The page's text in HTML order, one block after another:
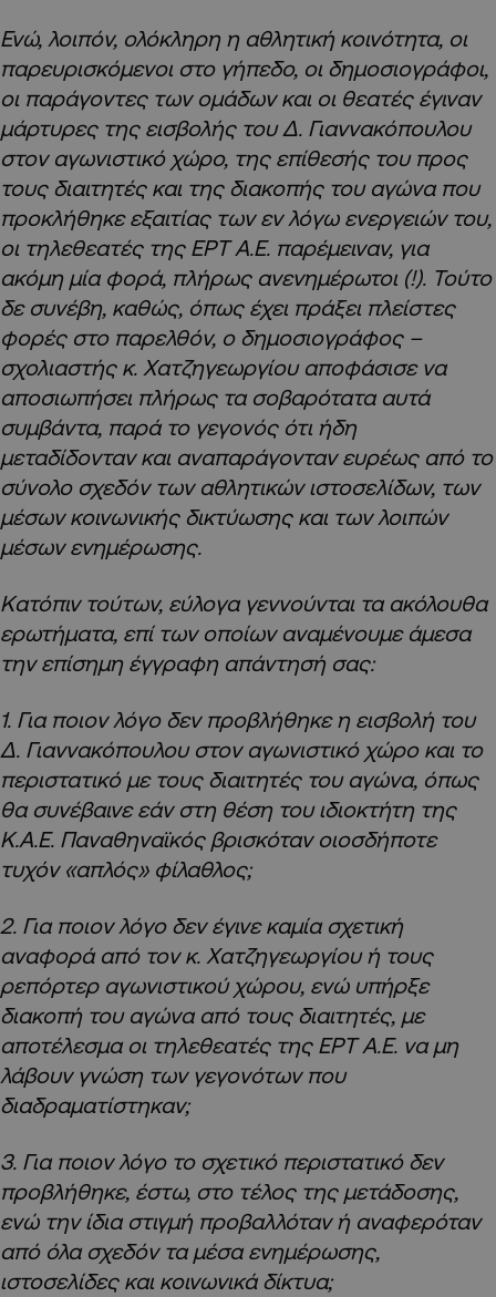
Ενώ, λοιπόν, ολόκληρη η αθλητική κοινότητα, οι
παρευρισκόμενοι στο γήπεδο, οι δημοσιογράφοι,
οι παράγοντες των ομάδων και οι θεατές έγιναν
μάρτυρες της εισβολής του Δ. Γιαννακόπουλου
στον αγωνιστικό χώρο, της επίθεσής του προς
τους διαιτητές και της διακοπής του αγώνα που
προκλήθηκε εξαιτίας των εν λόγω ενεργειών του,
οι τηλεθεατές της ΕΡΤ Α.Ε. παρέμειναν, για
ακόμη μία φορά, πλήρως ανενημέρωτοι (!). Τούτο
δε συνέβη, καθώς, όπως έχει πράξει πλείστες
φορές στο παρελθόν, ο δημοσιογράφος –
σχολιαστής κ. Χατζηγεωργίου αποφάσισε να
αποσιωπήσει πλήρως τα σοβαρότατα αυτά
συμβάντα, παρά το γεγονός ότι ήδη
μεταδίδονταν και αναπαράγονταν ευρέως από το
σύνολο σχεδόν των αθλητικών ιστοσελίδων, των
μέσων κοινωνικής δικτύωσης και των λοιπών
μέσων ενημέρωσης.
Κατόπιν τούτων, εύλογα γεννούνται τα ακόλουθα
ερωτήματα, επί των οποίων αναμένουμε άμεσα
την επίσημη έγγραφη απάντησή σας:
1. Για ποιον λόγο δεν προβλήθηκε η εισβολή του
Δ. Γιαννακόπουλου στον αγωνιστικό χώρο και το
περιστατικό με τους διαιτητές του αγώνα, όπως
θα συνέβαινε εάν στη θέση του ιδιοκτήτη της
Κ.Α.Ε. Παναθηναϊκός βρισκόταν οιοσδήποτε
τυχόν «απλός» φίλαθλος;
2. Για ποιον λόγο δεν έγινε καμία σχετική
αναφορά από τον κ. Χατζηγεωργίου ή τους
ρεπόρτερ αγωνιστικού χώρου, ενώ υπήρξε
διακοπή του αγώνα από τους διαιτητές, με
αποτέλεσμα οι τηλεθεατές της ΕΡΤ Α.Ε. να μη
λάβουν γνώση των γεγονότων που
διαδραματίστηκαν;
3. Για ποιον λόγο το σχετικό περιστατικό δεν
προβλήθηκε, έστω, στο τέλος της μετάδοσης,
ενώ την ίδια στιγμή προβαλλόταν ή αναφερόταν
από όλα σχεδόν τα μέσα ενημέρωσης,
ιστοσελίδες και κοινωνικά δίκτυα;